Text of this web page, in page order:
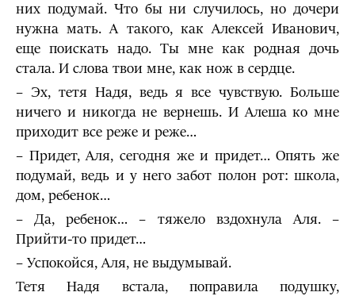
них подумай. Что бы ни случилось, но дочери
нужна мать. А такого, как Алексей Иванович,
еще поискать надо. Ты мне как родная дочь
стала. И слова твои мне, как нож в сердце.
– Эх, тетя Надя, ведь я все чувствую. Больше
ничего и никогда не вернешь. И Алеша ко мне
приходит все реже и реже…
– Придет, Аля, сегодня же и придет… Опять же
подумай, ведь и у него забот полон рот: школа,
дом, ребенок…
– Да, ребенок… – тяжело вздохнула Аля. –
Прийти-то придет…
– Успокойся, Аля, не выдумывай.
Тетя Надя встала, поправила подушку,